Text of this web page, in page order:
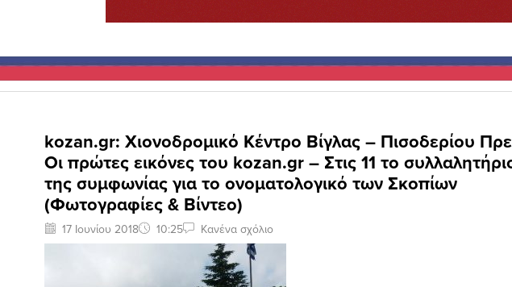
kozan.gr: Χιονοδρομικό Κέντρο Βίγλας – Πισοδερίου
Οι πρώτες εικόνες του kozan.gr – Στις 11 το
της συμφωνίας για το ονοματολογικό των Σκοπίων
(Φωτογραφίες & Βίντεο)
17 Ιουνίου 2018 10:25 Κανένα σχόλιο